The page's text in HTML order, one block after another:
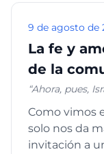
9 de agosto de
La fe y
de la
“Ahora, pues,
todos sus
tu Dios con
guardes los
Como vimos
solo nos da
invitación a